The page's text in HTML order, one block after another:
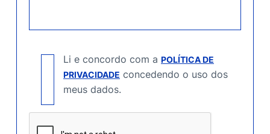
Li e concordo com a POLÍTICA DE
PRIVACIDADE concedendo o uso dos
meus dados.